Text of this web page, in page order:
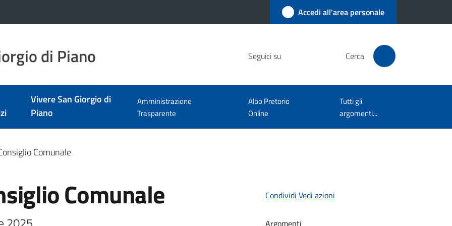
Accedi all'area personale
di Piano Seguici su Cerca
Vivere San Giorgio di
Piano
Amministrazione
Trasparente
Albo Pretorio
Online
Tutti gli
argomenti...
Comunale
Comunale Condividi Vedi azioni
Argomenti